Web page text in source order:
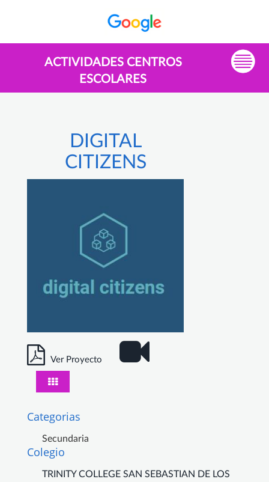
ACTIVIDADES CENTROS
ESCOLARES
DIGITAL
CITIZENS
Ver Proyecto
Categorias
Secundaria
Colegio
TRINITY COLLEGE SAN SEBASTIAN DE LOS